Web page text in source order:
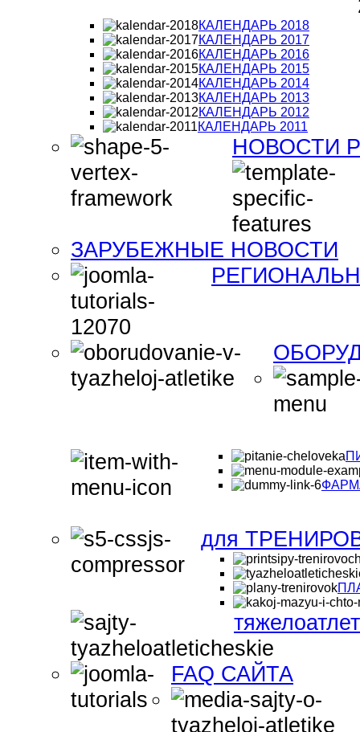
КАЛЕНДАРЬ 2018
КАЛЕНДАРЬ 2017
КАЛЕНДАРЬ 2016
КАЛЕНДАРЬ 2015
КАЛЕНДАРЬ 2014
КАЛЕНДАРЬ 2013
КАЛЕНДАРЬ 2012
КАЛЕНДАРЬ 2011
НОВОСТИ
ЗАРУБЕЖНЫЕ НОВОСТИ
для
FAQ САЙТА